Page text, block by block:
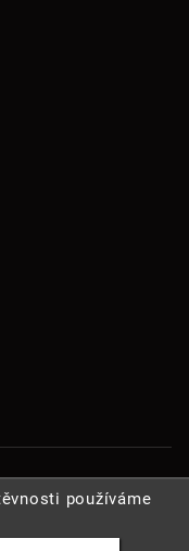
práva vyhrazena.
používáme